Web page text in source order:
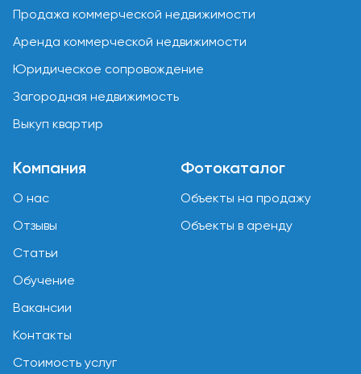
Продажа коммерческой недвижимости
Аренда коммерческой недвижимости
Юридическое сопровождение
Загородная недвижимость
Выкуп квартир
Компания
О нас
Отзывы
Статьи
Обучение
Вакансии
Контакты
Стоимость услуг
Фотокаталог
Объекты на продажу
Объекты в аренду